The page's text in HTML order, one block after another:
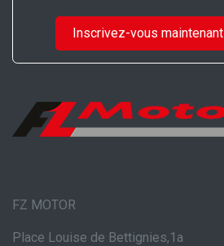
Inscrivez-vous maintenant
FZ MOTOR
Place Louise de Bettignies,1a